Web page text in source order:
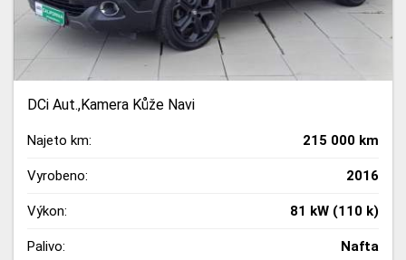
DCi Aut.,Kamera Kůže Navi
Najeto km: 215 000 km
Vyrobeno: 2016
Výkon: 81 kW (110 k)
Palivo: Nafta